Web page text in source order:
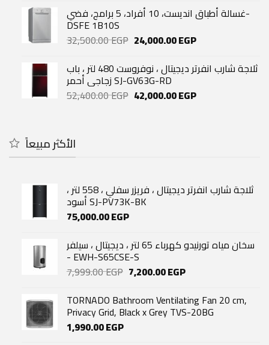
was:
52,400.00 EGP.
is:
43,500.00 EGP.
غسالة أطباق انديست، 10 أفراد، 5 برامج، فضي-
DSFE 1B10S
32,500.00EGP Original
was:
32,500.00 EGP.
24,000.00EGPCurrent
is:
24,000.00 EGP.
ثلاجة شارب انفرتر ديجيتال ، نوفروست 480 لتر ، باب
زجاجي أحمر SJ-GV63G-RD
52,400.00EGP Original
42,000.00EGPCurrent
الأكثر مبيعاً
ثلاجة شارب انفرتر ديجيتال ، فريزر سفلي ، 558 لتر ،
أسود SJ-PV73K-BK
75,000.00EGP
سخان مياه تورنيدو كهرباء 65 لتر ، ديجيتال ، سيلفر
- EWH-S65CSE-S
7,999.00EGP Original
was:
7,999.00 EGP.
7,200.00EGPCurrent
is:
7,200.00 EGP.
TORNADO Bathroom Ventilating Fan 20 cm,
Privacy Grid, Black x Grey TVS-20BG
1,990.00EGP